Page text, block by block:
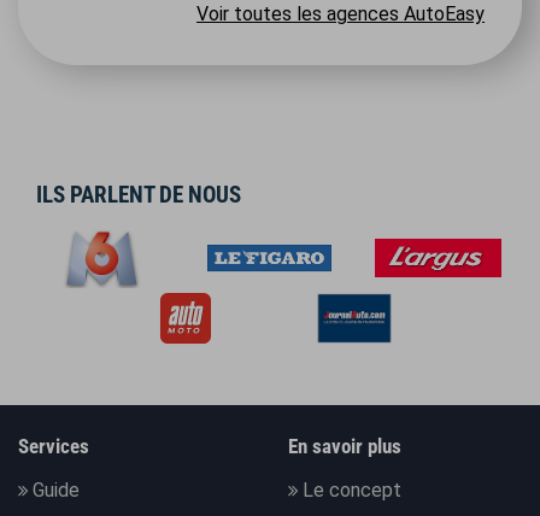
Voir toutes les agences AutoEasy
ILS PARLENT DE NOUS
Services
Guide
En savoir plus
Le concept